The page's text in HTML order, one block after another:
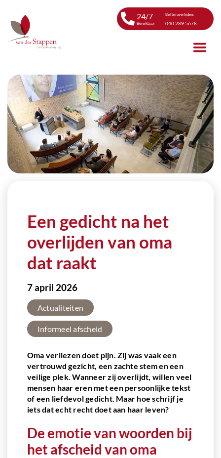
24/7
Bereikbaar
Bel bij overlijden:
040 289 5678
Een gedicht na het
overlijden van oma
dat raakt
7 april 2026
Actualiteiten
Informeel afscheid
Oma verliezen doet pijn. Zij was vaak een
vertrouwd gezicht, een zachte stem en een
veilige plek. Wanneer zij overlijdt, willen veel
mensen haar eren met een persoonlijke tekst
of een liefdevol gedicht. Maar hoe schrijf je
iets dat echt recht doet aan haar leven?
De emotie van woorden bij
het afscheid van oma